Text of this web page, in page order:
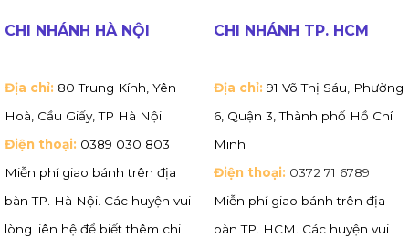
CHI NHÁNH HÀ NỘI
Địa chỉ: 80 Trung Kính, Yên
Hoà, Cầu Giấy, TP Hà Nội
Điện thoại: 0389 030 803
Miễn phí giao bánh trên địa
bàn TP. Hà Nội. Các huyện vui
lòng liên hệ để biết thêm chi
CHI NHÁNH TP. HCM
Địa chỉ: 91 Võ Thị Sáu, Phường
6, Quận 3, Thành phố Hồ Chí
Minh
Điện thoại: 0372 71 6789
Miễn phí giao bánh trên địa
bàn TP. HCM. Các huyện vui